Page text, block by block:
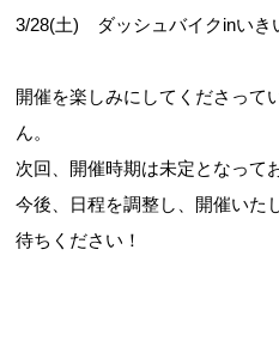
3/28(土) ダッシュバイクinいき
開催を楽しみにしてくださって
ん。
次回、開催時期は未定となって
今後、日程を調整し、開催いた
待ちください！